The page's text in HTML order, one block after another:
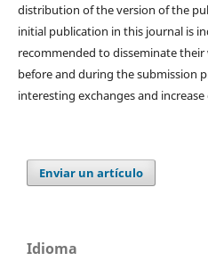
distribution of the version of the
initial publication in this journal is
recommended to disseminate
before and during the submission
interesting exchanges and
Enviar un artículo
Idioma